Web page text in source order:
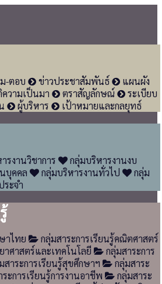
-ตอบ ข่าวประชาสัมพันธ์
แผนผัง
วามเป็นมา ตราสัญลักษณ์
ระเบียบ
ผู้บริหาร เป้าหมายและกลยุทธ์
รงานวิชาการ
กลุ่มบริหารงานงบ
บุคคล กลุ่มบริหารงานทั่วไป
กลุ่ม
ระจำ
าไทย
กลุ่มสาระการเรียนรู้คณิตศาสตร์
าศาสตร์และเทคโนโลยี
กลุ่มสาระการ
สาระการเรียนรู้สุขศึกษาฯ
กลุ่มสาระ
ะการเรียนรู้การงานอาชีพ
กลุ่มสาระ